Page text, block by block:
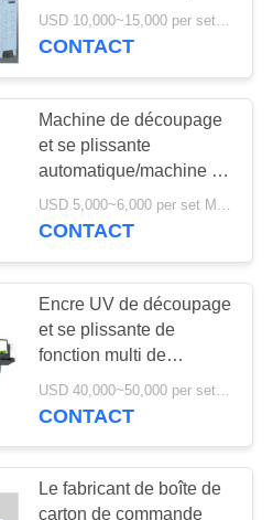
de
8
10
groupes déjouent
l'estampillage
USD 10,000~15,000 per set MOQ:1 ensemble
CONTACT
Machine de découpage
et se plissante
automatique/machine de
découpage de couche
horizontale
USD 5,000~6,000 per set MOQ:1 ensemble
CONTACT
Encre UV de découpage
et se plissante de
fonction multi de
machine/de machine
impression de Digital
CONTACT
Le fabricant de boîte de
carton de commande